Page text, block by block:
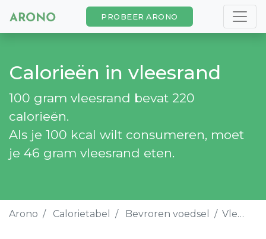
PROBEER ARONO
Calorieën in vleesrand
100 gram vleesrand bevat 220
calorieën.
Als je 100 kcal wilt consumeren, moet
je 46 gram vleesrand eten.
Arono Calorietabel Bevroren voedsel Vleesrand